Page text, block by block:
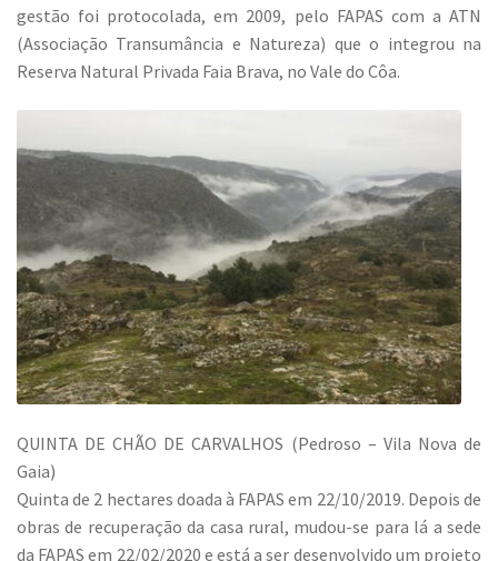
gestão foi protocolada, em 2009, pelo FAPAS com a ATN
(Associação Transumância e Natureza) que o integrou na
Reserva Natural Privada Faia Brava, no Vale do Côa.
QUINTA DE CHÃO DE CARVALHOS (Pedroso – Vila Nova de
Gaia)
Quinta de 2 hectares doada à FAPAS em 22/10/2019. Depois de
obras de recuperação da casa rural, mudou-se para lá a sede
da FAPAS em 22/02/2020 e está a ser desenvolvido um projeto